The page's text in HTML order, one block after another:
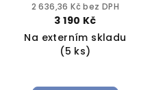
2 636,36 Kč bez DPH
3 190 Kč
Na externím skladu
(5 ks)